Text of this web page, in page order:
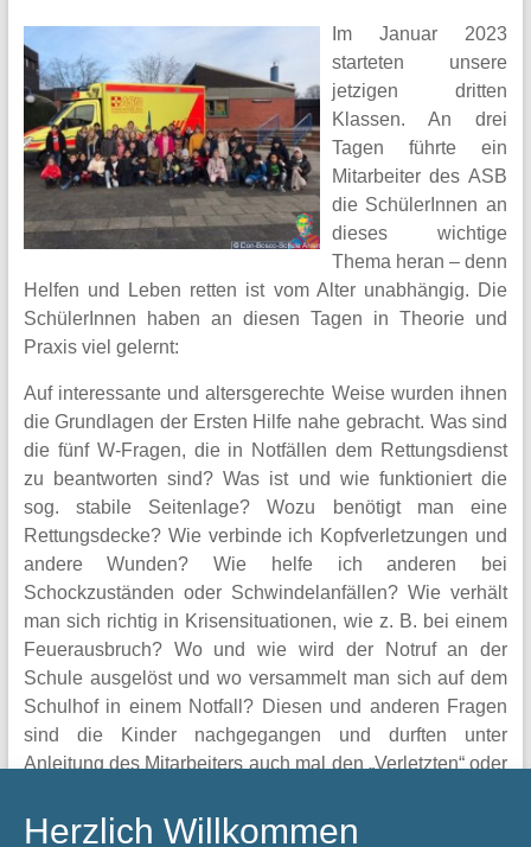
Herzlich Willkommen
Erziehung
durch
die
gegenseitige
Achtung
verschiedenen
Religionen,
Werte
und
Im Januar 2023
starteten unsere
jetzigen dritten
Klassen. An drei
Tagen führte ein
Mitarbeiter des ASB
die SchülerInnen an
dieses wichtige
Thema heran – denn
Helfen und Leben retten ist vom Alter unabhängig. Die
SchülerInnen haben an diesen Tagen in Theorie und
Praxis viel gelernt:
Auf interessante und altersgerechte Weise wurden ihnen
die Grundlagen der Ersten Hilfe nahe gebracht. Was sind
die fünf W-Fragen, die in Notfällen dem Rettungsdienst
zu beantworten sind? Was ist und wie funktioniert die
sog. stabile Seitenlage? Wozu benötigt man eine
Rettungsdecke? Wie verbinde ich Kopfverletzungen und
andere Wunden? Wie helfe ich anderen bei
Schockzuständen oder Schwindelanfällen? Wie verhält
man sich richtig in Krisensituationen, wie z. B. bei einem
Feuerausbruch? Wo und wie wird der Notruf an der
Schule ausgelöst und wo versammelt man sich auf dem
Schulhof in einem Notfall? Diesen und anderen Fragen
sind die Kinder nachgegangen und durften unter
Anleitung des Mitarbeiters auch mal den „Verletzten“ oder
auch den Rettungswagen des ASB von innen erkunden.